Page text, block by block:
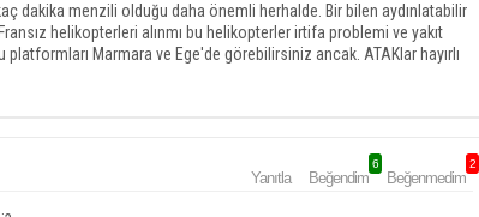
dakika menzili olduğu daha önemli herhalde. Bir bilen aydınlatabilir
helikopterleri alınmı bu helikopterler irtifa problemi ve yakıt
platformları Marmara ve Ege'de görebilirsiniz ancak. ATAKlar hayırlı
Yanıtla Beğendim
6
Beğenmedim
2